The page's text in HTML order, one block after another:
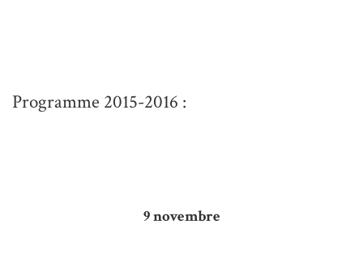
Programme 2015-2016 :
9 novembre